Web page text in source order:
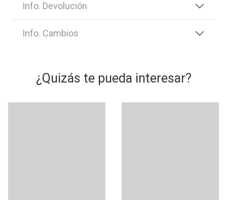
Info. Devolución
Info. Cambios
¿Quizás te pueda interesar?